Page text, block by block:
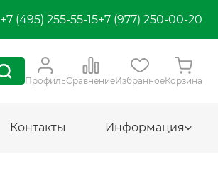
+7 (495) 255-55-15+7 (977) 250-00-20
ПрофильСравнениеИзбранноеКорзина
Контакты Информация